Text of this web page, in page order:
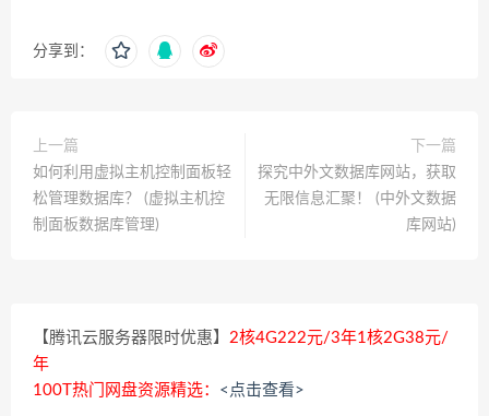
分享到：
上一篇
如何利用虚拟主机控制面板轻
松管理数据库？ (虚拟主机控
制面板数据库管理)
下一篇
探究中外文数据库网站，获取
无限信息汇聚！ (中外文数据
库网站)
【腾讯云服务器限时优惠】 2核4G222元/3年1核2G38元/
年
100T热门网盘资源精选： <点击查看>